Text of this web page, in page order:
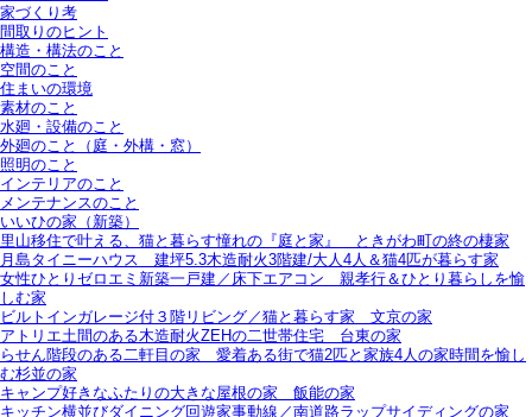
家づくり考
間取りのヒント
構造・構法のこと
空間のこと
住まいの環境
素材のこと
水廻・設備のこと
外廻のこと（庭・外構・窓）
照明のこと
インテリアのこと
メンテナンスのこと
いいひの家（新築）
里山移住で叶える、猫と暮らす憧れの『庭と家』＿ときがわ町の終の棲家
月島タイニーハウス＿建坪5.3木造耐火3階建/大人4人＆猫4匹が暮らす家
女性ひとりゼロエミ新築一戸建／床下エアコン＿親孝行＆ひとり暮らしを愉
しむ家
ビルトインガレージ付３階リビング／猫と暮らす家＿文京の家
アトリエ土間のある木造耐火ZEHの二世帯住宅＿台東の家
らせん階段のある二軒目の家＿愛着ある街で猫2匹と家族4人の家時間を愉し
む杉並の家
キャンプ好きなふたりの大きな屋根の家＿飯能の家
キッチン横並びダイニング回遊家事動線／南道路ラップサイディングの家＿